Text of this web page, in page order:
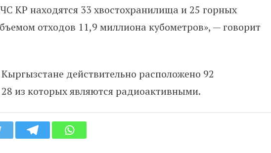
КР находятся 33 хвостохранилища и 25 горных
отходов 11,9 миллиона кубометров», — говорит
действительно расположено 92
из которых являются радиоактивными.